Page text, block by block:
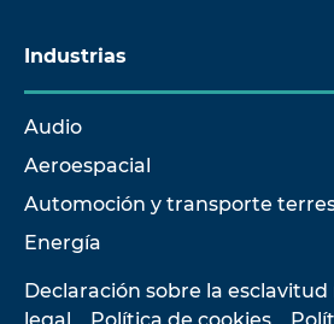
Industrias
Audio
Aeroespacial
Automoción y transporte
Energía
Declaración sobre la